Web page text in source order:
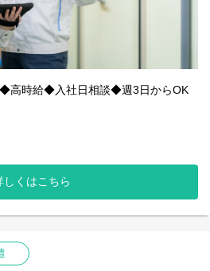
スタッフ達は親身になってきいてく
プライベートで嫌なことがあった」
談してみると、誰もが優しく励まし
すよ◎
覗いてみてください！
さを考える社風！
くさんの勤務地がありますが、人間
勤務地へ移動するのもOK！
はとても気を配っています。
OK！！
(規定あり)
高時給◆入社日相談◆週3日からOK
11,200円/日
す＞＞＞＞
先輩がご案内します！お気軽にご応
しくはこちら